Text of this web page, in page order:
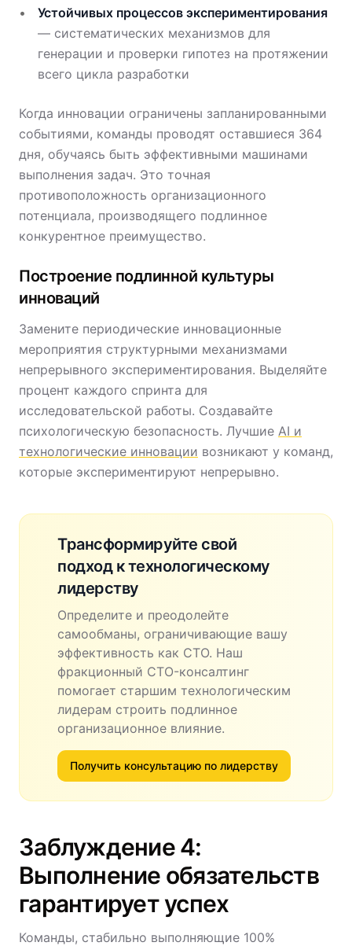
Устойчивых процессов экспериментирования
— систематических механизмов для
генерации и проверки гипотез на протяжении
всего цикла разработки
Когда инновации ограничены запланированными
событиями, команды проводят оставшиеся 364
дня, обучаясь быть эффективными машинами
выполнения задач. Это точная
противоположность организационного
потенциала, производящего подлинное
конкурентное преимущество.
Построение подлинной культуры
инноваций
Замените периодические инновационные
мероприятия структурными механизмами
непрерывного экспериментирования. Выделяйте
процент каждого спринта для
исследовательской работы. Создавайте
психологическую безопасность. Лучшие AI и
технологические инновации возникают у команд,
которые экспериментируют непрерывно.
Трансформируйте свой
подход к технологическому
лидерству
Определите и преодолейте
самообманы, ограничивающие вашу
эффективность как CTO. Наш
фракционный CTO-консалтинг
помогает старшим технологическим
лидерам строить подлинное
организационное влияние.
Получить консультацию по лидерству
Заблуждение 4:
Выполнение обязательств
гарантирует успех
Команды, стабильно выполняющие 100%